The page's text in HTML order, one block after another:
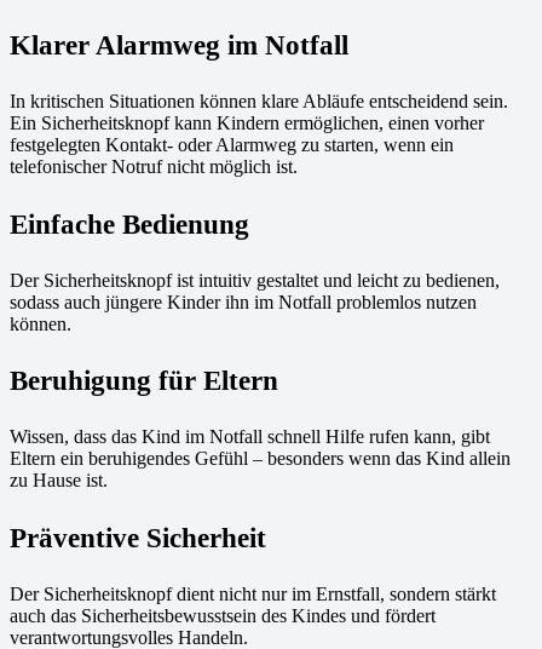
Klarer Alarmweg im Notfall
In kritischen Situationen können klare Abläufe entscheidend sein.
Ein Sicherheitsknopf kann Kindern ermöglichen, einen vorher
festgelegten Kontakt- oder Alarmweg zu starten, wenn ein
telefonischer Notruf nicht möglich ist.
Einfache Bedienung
Der Sicherheitsknopf ist intuitiv gestaltet und leicht zu bedienen,
sodass auch jüngere Kinder ihn im Notfall problemlos nutzen
können.
Beruhigung für Eltern
Wissen, dass das Kind im Notfall schnell Hilfe rufen kann, gibt
Eltern ein beruhigendes Gefühl – besonders wenn das Kind allein
zu Hause ist.
Präventive Sicherheit
Der Sicherheitsknopf dient nicht nur im Ernstfall, sondern stärkt
auch das Sicherheitsbewusstsein des Kindes und fördert
verantwortungsvolles Handeln.